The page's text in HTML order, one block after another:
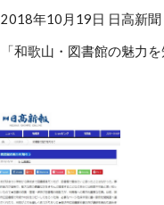
2018年10月19日 日高新聞
「和歌山・図書館の魅力